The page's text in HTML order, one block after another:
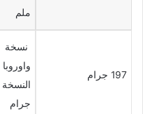
ملم
197 جرام
نسخة
واوروبا 192 جرام
جرام